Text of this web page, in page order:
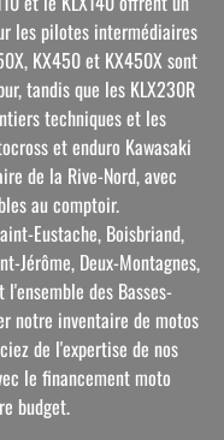
les pilotes intermédiaires
KX450 et KX450X sont
tandis que les KLX230R
techniques et les
et enduro Kawasaki
de la Rive-Nord, avec
au comptoir.
Eustache, Boisbriand,
Jérôme, Deux-Montagnes,
des Basses-
notre inventaire de motos
de l'expertise de nos
le financement moto
budget.